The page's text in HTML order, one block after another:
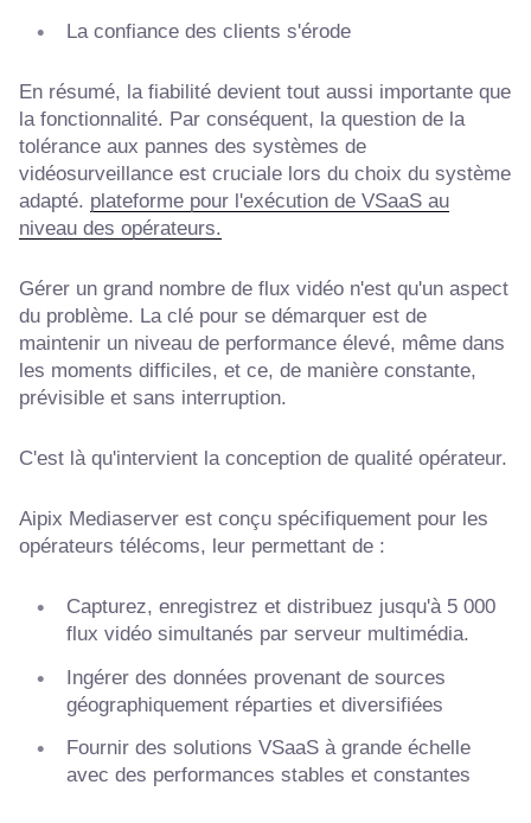
La confiance des clients s'érode
En résumé, la fiabilité devient tout aussi importante que
la fonctionnalité. Par conséquent, la question de la
tolérance aux pannes des systèmes de
vidéosurveillance est cruciale lors du choix du système
adapté. plateforme pour l'exécution de VSaaS au
niveau des opérateurs.
Gérer un grand nombre de flux vidéo n'est qu'un aspect
du problème. La clé pour se démarquer est de
maintenir un niveau de performance élevé, même dans
les moments difficiles, et ce, de manière constante,
prévisible et sans interruption.
C'est là qu'intervient la conception de qualité opérateur.
Aipix Mediaserver est conçu spécifiquement pour les
opérateurs télécoms, leur permettant de :
Capturez, enregistrez et distribuez jusqu'à 5 000
flux vidéo simultanés par serveur multimédia.
Ingérer des données provenant de sources
géographiquement réparties et diversifiées
Fournir des solutions VSaaS à grande échelle
avec des performances stables et constantes